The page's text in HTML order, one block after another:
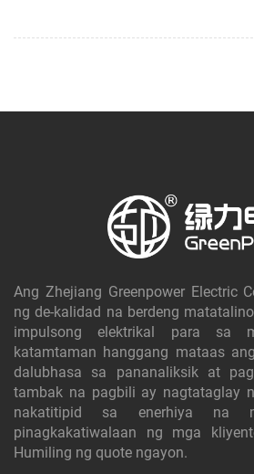
Ang Zhejiang Greenpower Electric
ng de-kalidad na berdeng
impulsong elektrikal para sa
katamtaman hanggang mataas
dalubhasa sa pananaliksik at
tambak na pagbili ay nagtataglay
nakatitipid sa enerhiya na
pinagkakatiwalaan ng mga
Humiling ng quote ngayon.